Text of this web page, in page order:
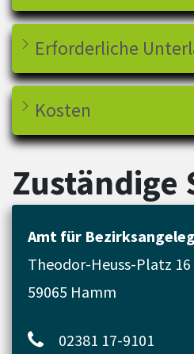
Erforderliche
Kosten
Zuständige
Amt für
Theodor-Heuss-Platz 16
59065 Hamm
02381 17-9101